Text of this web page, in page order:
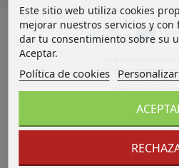
Este sitio web utiliza cookies
mejorar nuestros servicios y
dar tu consentimiento sobre su
Aceptar.
Política de cookies